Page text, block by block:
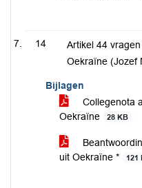
14
Artikel 44
Oekraïne (Jozef
Bijlagen
Collegenota
Oekraïne
28 KB
uit Oekraïne *
121